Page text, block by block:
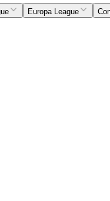
Europa League